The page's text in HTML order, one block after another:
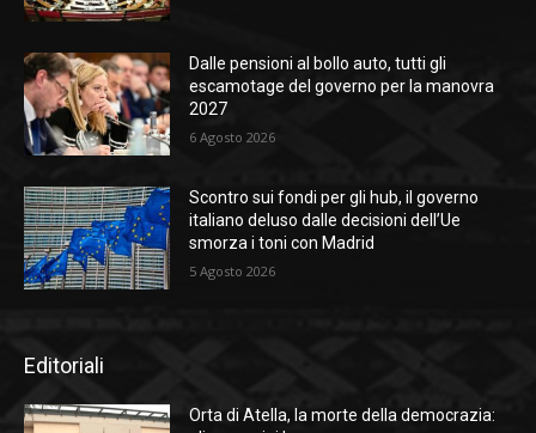
Dalle pensioni al bollo auto, tutti gli
escamotage del governo per la manovra
2027
6 Agosto 2026
Scontro sui fondi per gli hub, il governo
italiano deluso dalle decisioni dell’Ue
smorza i toni con Madrid
5 Agosto 2026
Editoriali
Orta di Atella, la morte della democrazia: